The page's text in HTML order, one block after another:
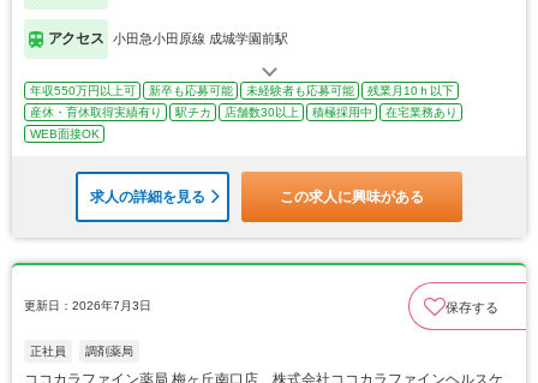
アクセス 小田急小田原線 成城学園前駅
年収550万円以上可 新卒も応募可能 未経験者も応募可能
残業月10ｈ以下
産休・育休取得実績有り
駅チカ 店舗数30以上 積極採用中
在宅業務あり
WEB面接OK
求人の詳細を見る この求人に興味がある
更新日：2026年7月3日 保存する
正社員 調剤薬局
ココカラファイン薬局 梅ヶ丘南口店 株式会社ココカラファインヘルスケ